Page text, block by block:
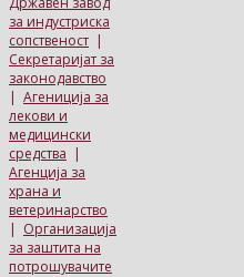
за индустриска
сопственост |
Секретаријат за
законодавство
| Агениција за
лекови и
медицински
средства |
Агенција за
храна и
ветеринарство
| Организација
за заштита на
потрошувачите